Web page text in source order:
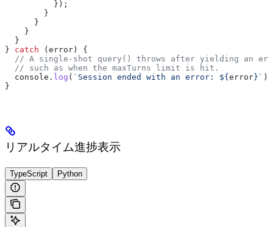
          });
        }
      }
    }
  }
} catch ( error ) {
// A single-shot query() throws after yielding an
  // such as when the maxTurns limit is hit.
  console
. log ( `Session ended with an error: ${ error} ` );
}
リアルタイム進捗表示
TypeScript Python